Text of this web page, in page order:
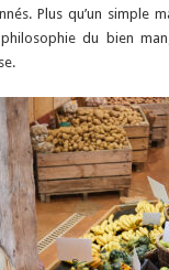
Plus qu’un simple
du bien